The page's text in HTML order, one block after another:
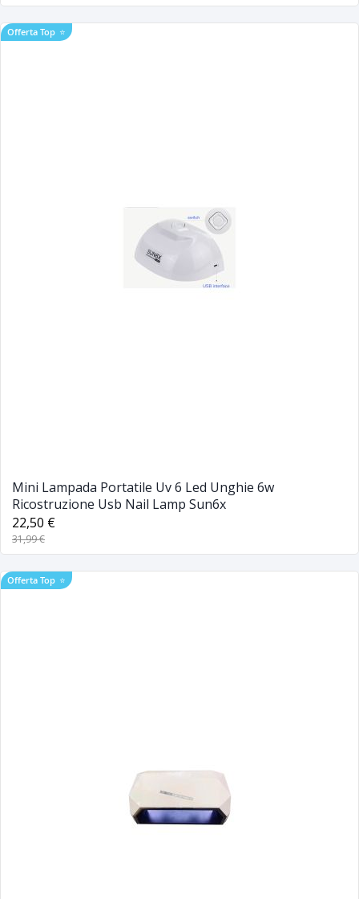
Offerta Top ⭐
Mini Lampada Portatile Uv 6 Led Unghie 6w
Ricostruzione Usb Nail Lamp Sun6x
22,50 €
31,99 €
Offerta Top ⭐